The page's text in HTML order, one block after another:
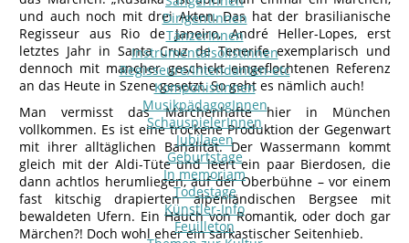
DirigentInnen
TänzerInnen
InstrumentalsolistInnen
Regisseure/Intendanten-etc
KomponistInnen
MusikpädagogInnen
SchauspielerInnen
Jubilaeen
Geburtstage
In memoriam
Todestage
Künstler-Info
Feuilleton
und auch noch mit drei Akten. Das hat der brasilianische
Regisseur aus Rio de Janeiro, André Heller-Lopes, erst
letztes Jahr in Santa Cruz de Tenerife exemplarisch und
dennoch mit mancher geschickt eingeflochtenen Referenz
an das Heute in Szene gesetzt. So geht es nämlich auch!
Man vermisst das Märchenhafte hier in München
vollkommen. Es ist eine trockene Produktion der Gegenwart
mit ihrer alltäglichen Banalität. Der Wassermann kommt
gleich mit der Aldi-Tüte und leert ein paar Bierdosen, die
dann achtlos herumliegen, auf der Oberbühne – vor einem
fast kitschig drapierten alpenländischen Bergsee mit
bewaldeten Ufern. Ein Hauch von Romantik, oder doch gar
Märchen?! Doch wohl eher ein sarkastischer Seitenhieb.